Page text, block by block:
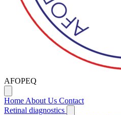
AFOPEQ
Home About Us Contact
Retinal diagnostics